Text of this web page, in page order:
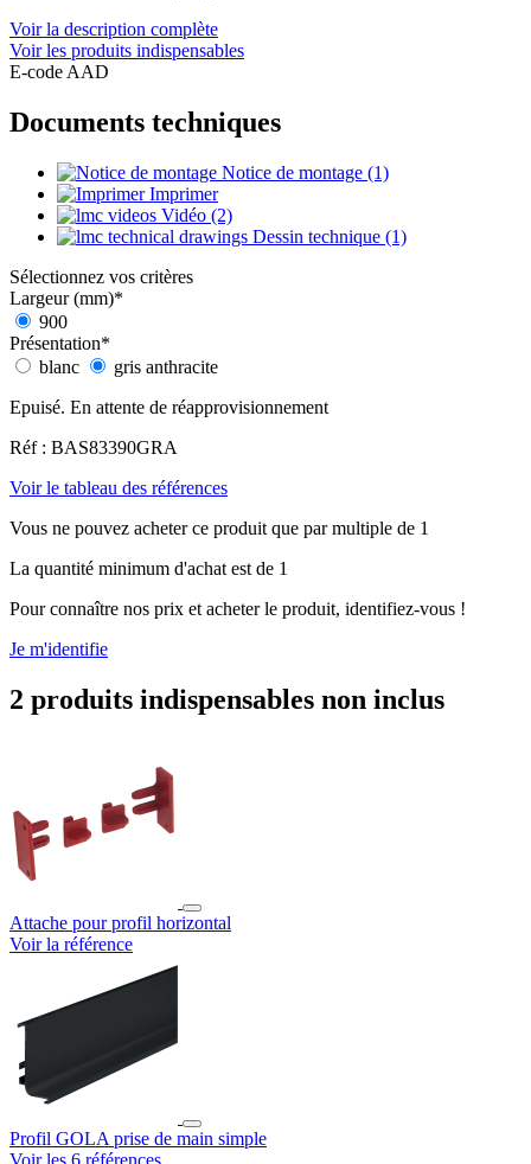
Voir la description complète
Voir les produits indispensables
E-code AAD
Documents techniques
Notice de montage (1)
Imprimer
Vidéo (2)
Dessin technique (1)
Sélectionnez vos critères
Largeur (mm)*
900
Présentation*
blanc
gris anthracite
Epuisé. En attente de réapprovisionnement
Réf : BAS83390GRA
Voir le tableau des références
Vous ne pouvez acheter ce produit que par multiple de 1
La quantité minimum d'achat est de 1
Pour connaître nos prix et acheter le produit, identifiez-vous !
Je m'identifie
2 produits indispensables non inclus
Attache pour profil horizontal
Voir la référence
Profil GOLA prise de main simple
Voir les 6 références